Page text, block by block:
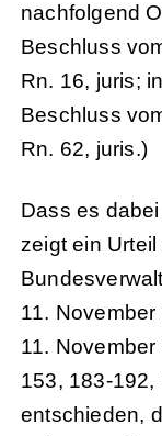
nachfolgend
Beschluss
Rn. 16, juris;
Beschluss
Rn. 62, juris.)
Dass es
zeigt ein Urteil
11.
11.
153, 183-192,
entschieden,